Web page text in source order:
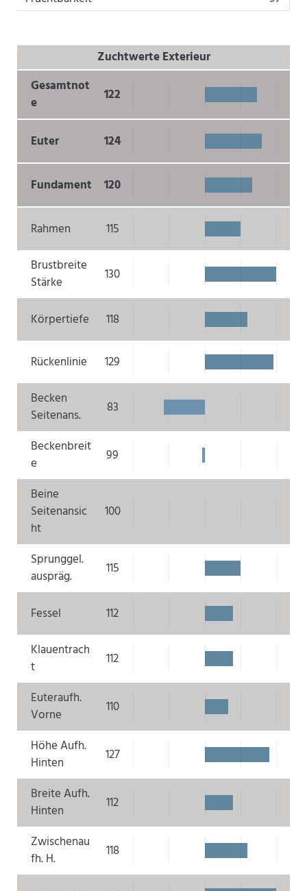
Zuchtwerte Exterieur
Gesamtnot
e
122
Euter 124
Fundament 120
Rahmen
115
Brustbreite
Stärke
130
Körpertiefe 118
Rückenlinie
129
Becken
Seitenans.
83
Beckenbreit
e
99
Beine
Seitenansic
ht
100
Sprunggel.
auspräg.
115
Fessel
112
Klauentrach
t
112
Euteraufh.
Vorne
110
Höhe Aufh.
Hinten
127
Breite Aufh.
Hinten
112
Zwischenau
fh. H.
118